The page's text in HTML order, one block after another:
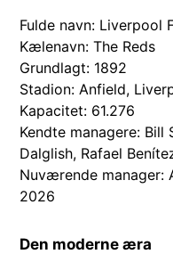
Fulde navn: Liverpool
Kælenavn: The Reds
Grundlagt: 1892
Stadion: Anfield,
Kapacitet: 61.276
Kendte managere: Bill
Dalglish, Rafael
Nuværende manager:
2026
Den moderne æra